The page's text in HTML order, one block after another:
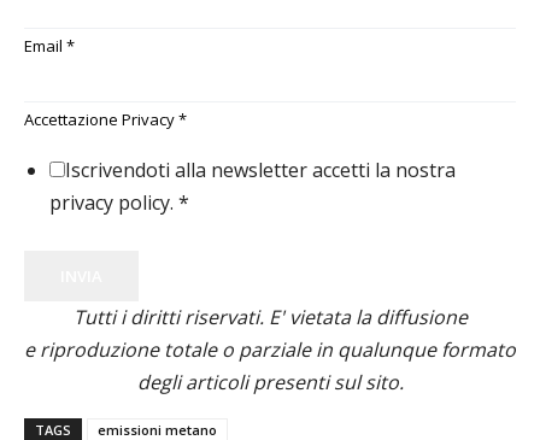
Email *
Accettazione Privacy*
Iscrivendoti alla newsletter accetti la nostra
privacy policy. *
Tutti i diritti riservati. E' vietata la diffusione
e riproduzione totale o parziale in qualunque formato
degli articoli presenti sul sito.
TAGS emissioni metano